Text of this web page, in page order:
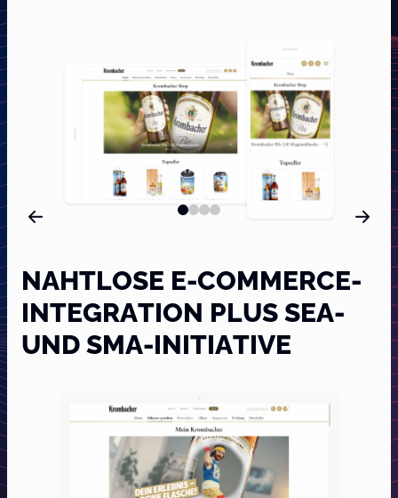
NAHTLOSE E-COMMERCE-
INTEGRATION PLUS SEA-
UND SMA-INITIATIVE